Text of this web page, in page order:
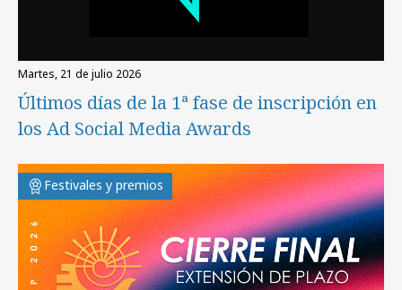
martes, 21 de julio 2026
Últimos días de la 1ª fase de inscripción en
los Ad Social Media Awards
Festivales y premios